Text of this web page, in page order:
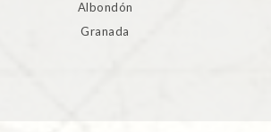
Albondón
Granada